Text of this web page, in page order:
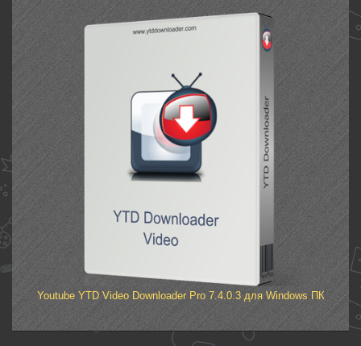
Youtube YTD Video Downloader Pro 7.4.0.3 для Windows ПК